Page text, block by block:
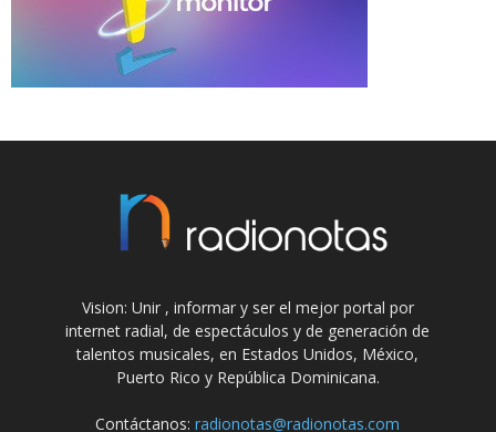
Vision: Unir , informar y ser el mejor portal por
internet radial, de espectáculos y de generación de
talentos musicales, en Estados Unidos, México,
Puerto Rico y República Dominicana.
Contáctanos:radionotas@radionotas.com